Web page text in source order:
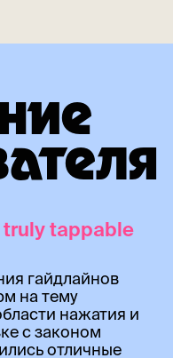
truly tappable
гайдлайнов
на тему
нажатия и
с законом
отличные